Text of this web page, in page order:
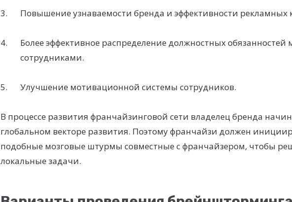
Повышение узнаваемости бренда и эффективности рекламных
Более эффективное распределение должностных обязанностей
сотрудниками.
Улучшение мотивационной системы сотрудников.
В процессе развития франчайзинговой сети владелец бренда
глобальном векторе развития. Поэтому франчайзи должен
подобные мозговые штурмы совместные с франчайзером, чтобы
локальные задачи.